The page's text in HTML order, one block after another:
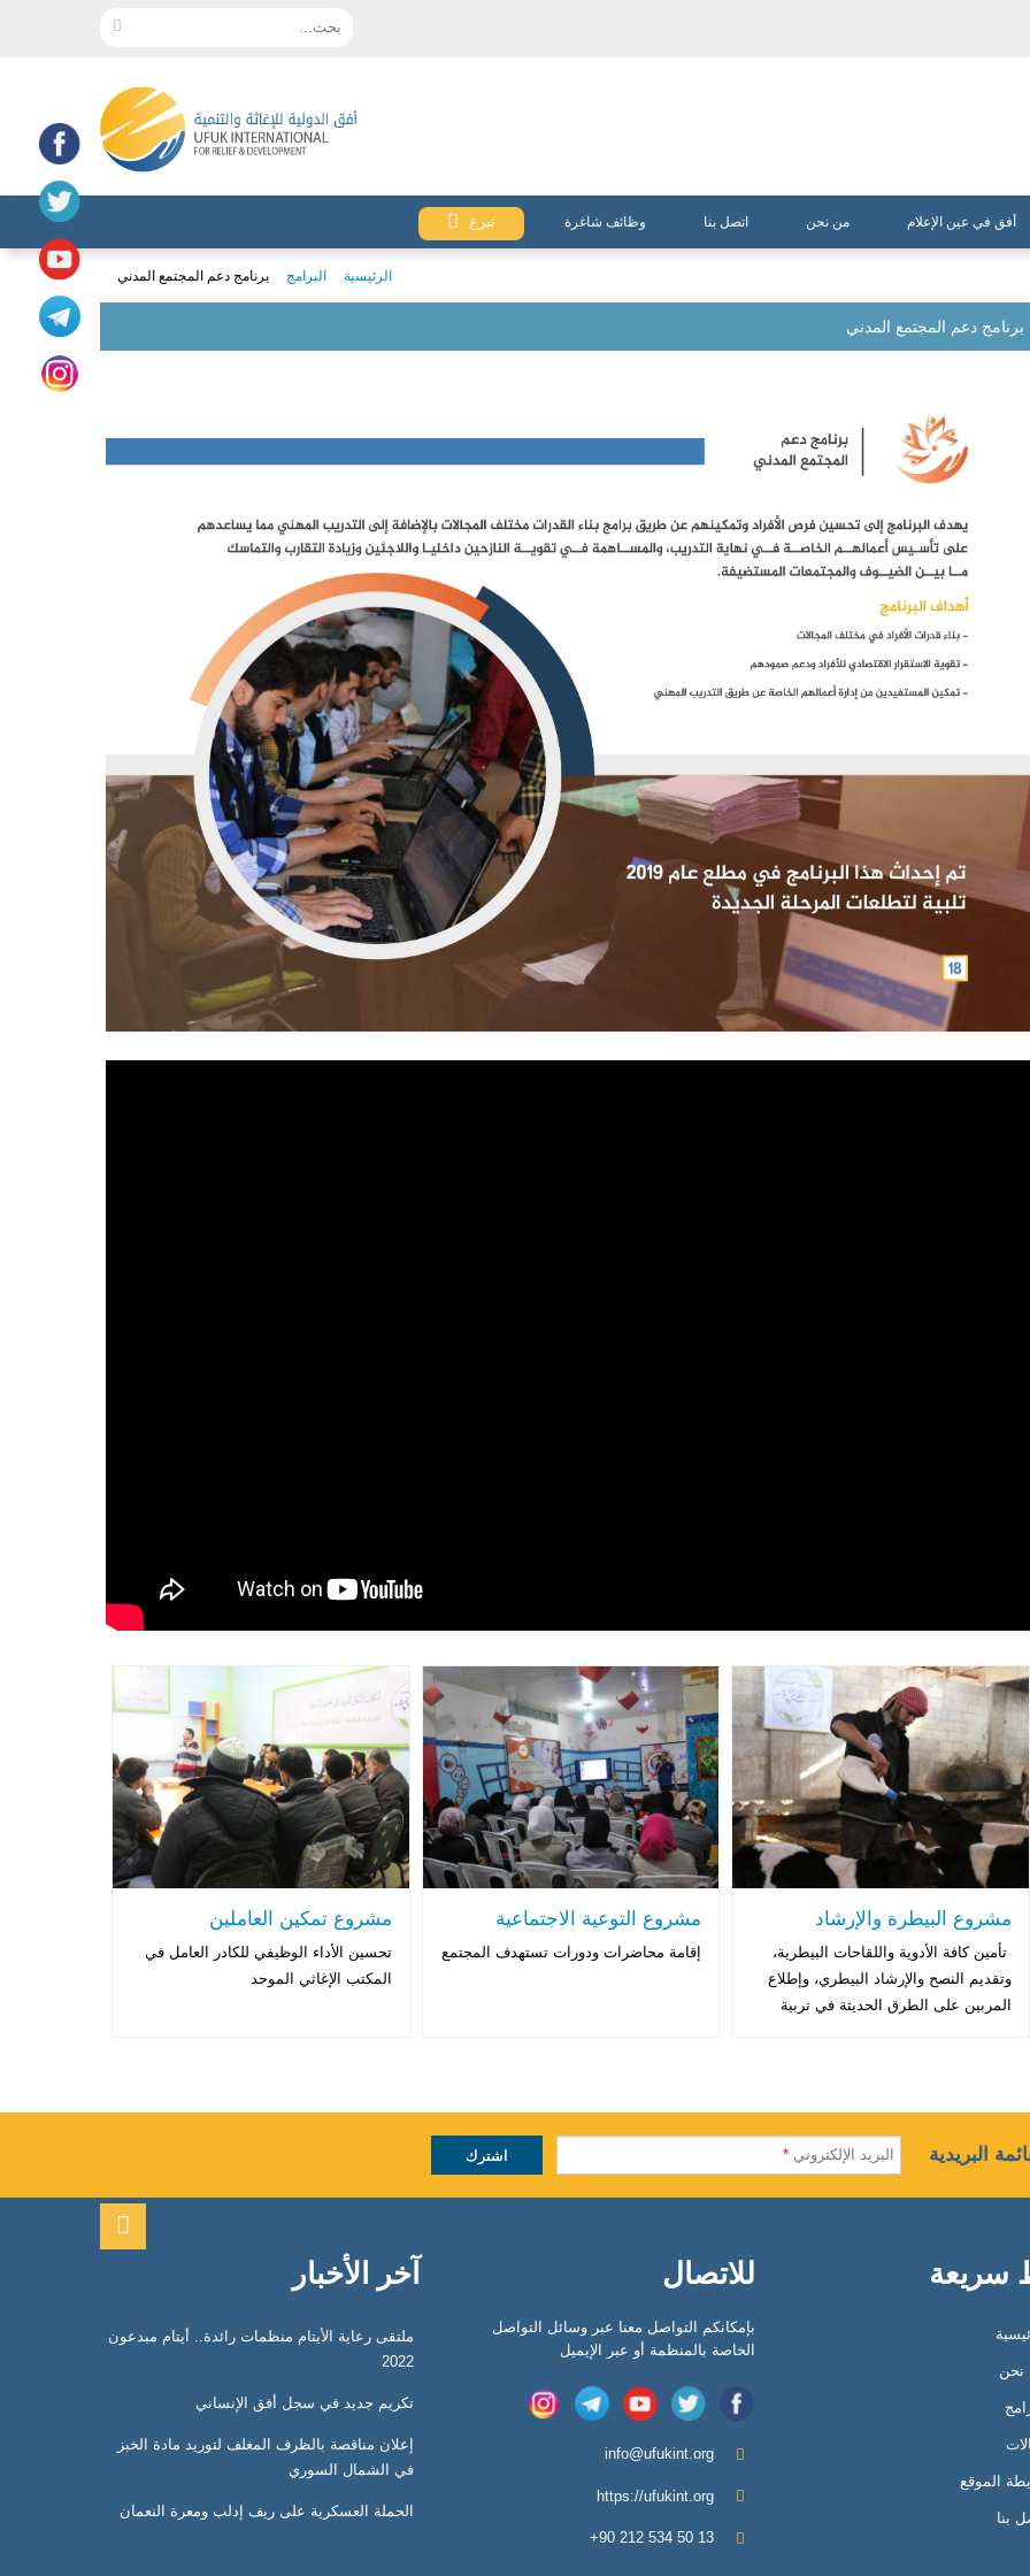
بحث...
أفق في عين الإعلام من نحن اتصل بنا وظائف شاغرة تبرع
الرئيسية البرامج برنامج دعم المجتمع المدني
برنامج دعم المجتمع المدني
مشروع البيطرة والإرشاد
تأمين كافة الأدوية واللقاحات البيطرية،
وتقديم النصح والإرشاد البيطري، وإطلاع
المربين على الطرق الحديثة في تربية
مشروع التوعية الاجتماعية
إقامة محاضرات ودورات تستهدف المجتمع
مشروع تمكين العاملين
تحسين الأداء الوظيفي للكادر العامل في
المكتب الإغاثي الموحد
مشروع التمكين الاقتصادي للأيتام
مشروع التمكين الاقتصادي للأيتام
البريدية البريد الإلكتروني*
سريعة
نحن
الموقع
بنا
للاتصال
بإمكانكم التواصل معنا عبر وسائل التواصل
الخاصة بالمنظمة أو عبر الإيميل
info@ufukint.org
https://ufukint.org
‎+90 212 534 50 13
آخر الأخبار
ملتقى رعاية الأيتام منظمات رائدة.. أيتام مبدعون
2022
تكريم جديد في سجل أفق الإنساني
إعلان مناقصة بالظرف المغلف لتوريد مادة الخبز
في الشمال السوري
الحملة العسكرية على ريف إدلب ومعرة النعمان